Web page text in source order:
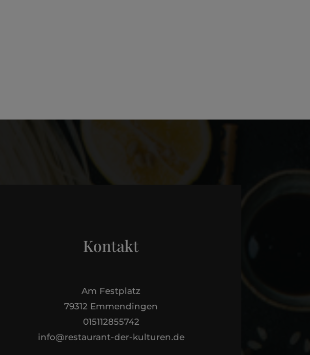
Kontakt
Am Festplatz
79312 Emmendingen
015112855742
info@restaurant-der-kulturen.de